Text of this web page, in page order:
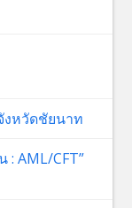
งหวัดชัยนาท
: AML/CFT”